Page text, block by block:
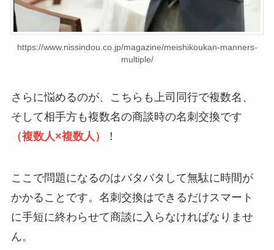
https://www.nissindou.co.jp/magazine/meishikoukan-manners-
multiple/
さらに悩めるのが、こちらも上司同行で複数名、
そして相手方も複数名の商談時の名刺交換です
（複数人×複数人）
！
ここで問題になるのはバタバタして無駄に時間が
かかることです。名刺交換はできるだけスマート
に手短に終わらせて商談に入らなければなりませ
ん。